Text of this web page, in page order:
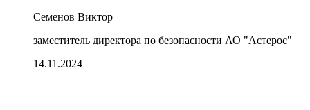
Семенов Виктор
заместитель директора по безопасности АО "Астерос"
14.11.2024